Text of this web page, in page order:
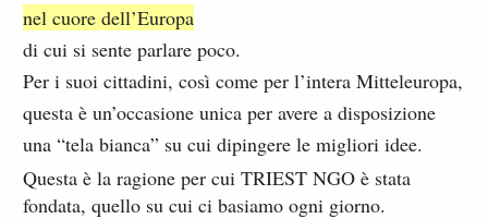
nel cuore dell’Europa
di cui si sente parlare poco.
Per i suoi cittadini, così come per l’intera Mitteleuropa,
questa è un’occasione unica per avere a disposizione
una “tela bianca” su cui dipingere le migliori idee.
Questa è la ragione per cui TRIEST NGO è stata
fondata, quello su cui ci basiamo ogni giorno.